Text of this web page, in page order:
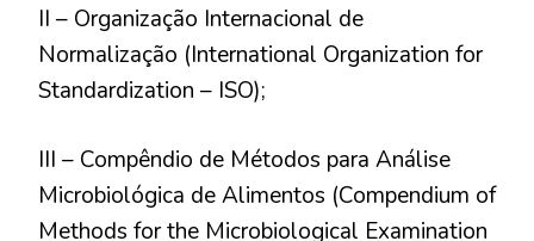
II – Organização Internacional de
Normalização (International Organization for
Standardization – ISO);
III – Compêndio de Métodos para Análise
Microbiológica de Alimentos (Compendium of
Methods for the Microbiological Examination